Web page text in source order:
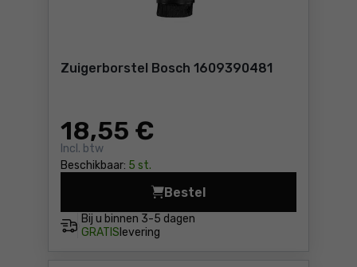
Zuigerborstel Bosch 1609390481
18,55 €
Incl. btw
Beschikbaar: 5 st.
Bij u binnen 3-5 dagen
GRATIS levering
Bestel
Zuigerborstel Bosch